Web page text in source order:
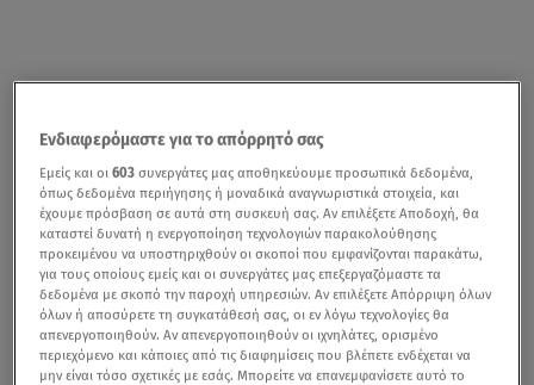
Ενδιαφερόμαστε για το απόρρητό σας
Εμείς και οι603 συνεργάτες μας αποθηκεύουμε προσωπικά δεδομένα,
όπως δεδομένα περιήγησης ή μοναδικά αναγνωριστικά στοιχεία, και
έχουμε πρόσβαση σε αυτά στη συσκευή σας. Αν επιλέξετε Αποδοχή, θα
καταστεί δυνατή η ενεργοποίηση τεχνολογιών παρακολούθησης
προκειμένου να υποστηριχθούν οι σκοποί που εμφανίζονται παρακάτω,
για τους οποίους εμείς και οι συνεργάτες μας επεξεργαζόμαστε τα
δεδομένα με σκοπό την παροχή υπηρεσιών. Αν επιλέξετε Απόρριψη όλων
όλων ή αποσύρετε τη συγκατάθεσή σας, οι εν λόγω τεχνολογίες θα
απενεργοποιηθούν. Αν απενεργοποιηθούν οι ιχνηλάτες, ορισμένο
περιεχόμενο και κάποιες από τις διαφημίσεις που βλέπετε ενδέχεται να
μην είναι τόσο σχετικές με εσάς. Μπορείτε να επανεμφανίσετε αυτό το